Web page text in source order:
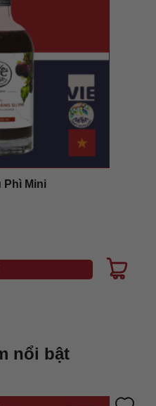
Phì Mini
nổi bật